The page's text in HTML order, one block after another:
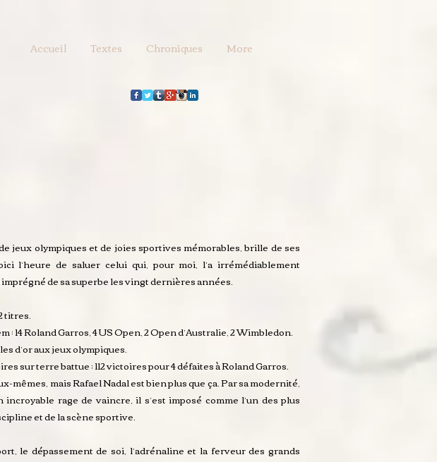
Accueil Textes Chroniques More
jeux olympiques et de joies sportives mémorables, brille de ses
l’heure de saluer celui qui, pour moi, l’a irrémédiablement
de sa superbe les vingt dernières années.
titres.
: 14 Roland Garros, 4 US Open, 2 Open d’Australie, 2 Wimbledon.
d’or aux jeux olympiques.
sur terre battue ; 112 victoires pour 4 défaites à Roland Garros.
mêmes, mais Rafael Nadal est bien plus que ça. Par sa modernité,
rage de vaincre, il s’est imposé comme l’un des plus
et de la scène sportive.
le dépassement de soi, l’adrénaline et la ferveur des grands